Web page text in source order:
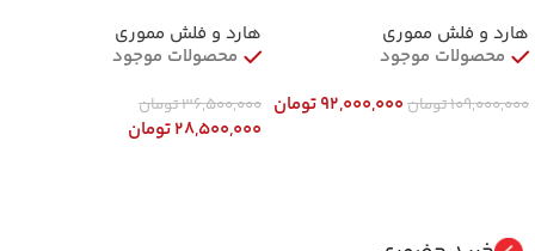
Digital My Book 16TB External
HDD
هارد و فلش مموری
محصولات موجود
109,000,000تومان92,000,000تومان
Gaming 4TB External HDD
هارد و فلش مموری
محصولات موجود
36,500,000تومان
28,500,000تومان